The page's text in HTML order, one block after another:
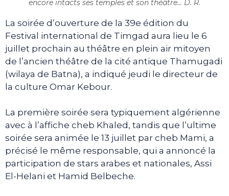
encore intacts ses temples et son théâtre... D. R.
La soirée d’ouverture de la 39e édition du
Festival international de Timgad aura lieu le 6
juillet prochain au théâtre en plein air mitoyen
de l’ancien théâtre de la cité antique Thamugadi
(wilaya de Batna), a indiqué jeudi le directeur de
la culture Omar Kebour.
La première soirée sera typiquement algérienne
avec à l’affiche cheb Khaled, tandis que l’ultime
soirée sera animée le 13 juillet par cheb Mami, a
précisé le même responsable, qui a annoncé la
participation de stars arabes et nationales, Assi
El-Helani et Hamid Belbeche.